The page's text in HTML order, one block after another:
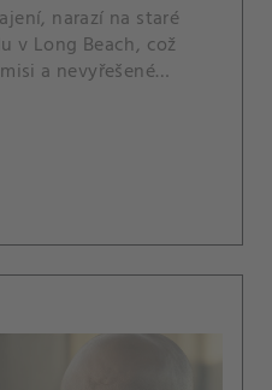
narazí na staré
v Long Beach, což
a nevyřešené